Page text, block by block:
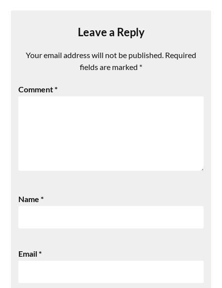
Leave a Reply
Your email address will not be published. Required
fields are marked *
Comment*
Name*
Email*